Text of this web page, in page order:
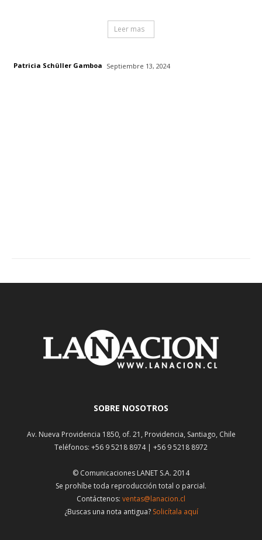
Leer mas
Patricia Schüller Gamboa Septiembre 13, 2024
SOBRE NOSOTROS
Av. Nueva Providencia 1850, of. 21, Providencia, Santiago, Chile
Teléfonos: +56 9 5218 8974 | +56 9 5218 8972
© Comunicaciones LANET S.A. 2014
Se prohíbe toda reproducción total o parcial.
Contáctenos: ventas@lanacion.cl
¿Buscas una nota antigua? Solicítala aquí